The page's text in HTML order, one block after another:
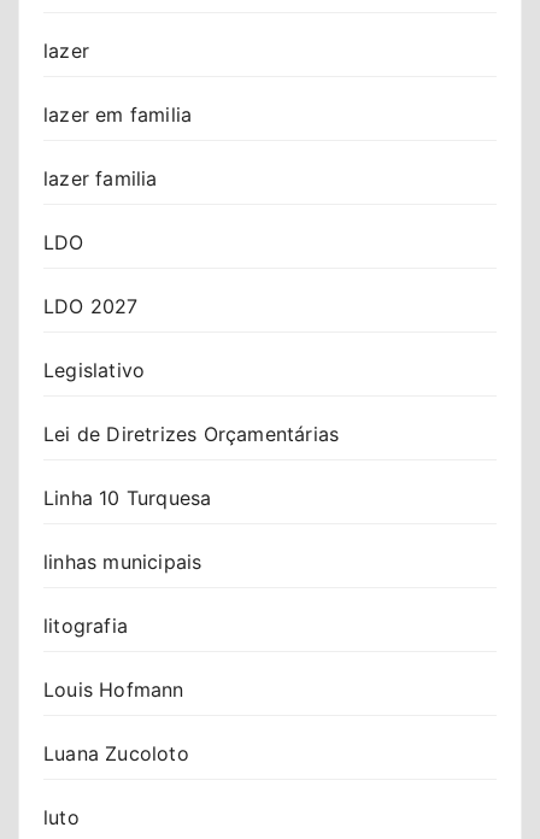
lazer
lazer em familia
lazer familia
LDO
LDO 2027
Legislativo
Lei de Diretrizes Orçamentárias
Linha 10 Turquesa
linhas municipais
litografia
Louis Hofmann
Luana Zucoloto
luto